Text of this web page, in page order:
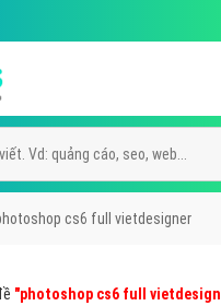
cs6 full vietdesigner
"photoshop cs6 full